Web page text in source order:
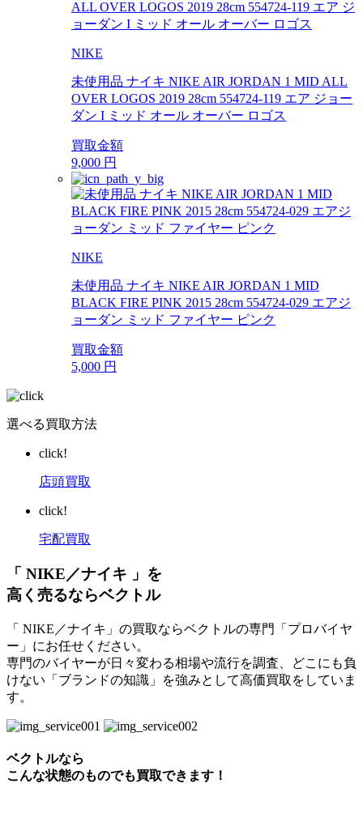
NIKE
未使用品 ナイキ NIKE AIR JORDAN 1 MID ALL
OVER LOGOS 2019 28cm 554724-119 エア ジョー
ダン I ミッド オール オーバー ロゴス
買取金額
9,000 円
NIKE
未使用品 ナイキ NIKE AIR JORDAN 1 MID
BLACK FIRE PINK 2015 28cm 554724-029 エアジ
ョーダン ミッド ファイヤー ピンク
買取金額
5,000 円
選べる買取方法
click!
店頭買取
click!
宅配買取
「 NIKE／ナイキ 」を
高く売るならベクトル
「 NIKE／ナイキ」の買取ならベクトルの専門「プロバイヤ
ー」にお任せください。
専門のバイヤーが日々変わる相場や流行を調査、どこにも負
けない「ブランドの知識」を強みとして高価買取をしていま
す。
ベクトルなら
こんな状態のものでも買取できます！